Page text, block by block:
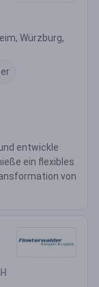
Würzburg,
entwickle
ein flexibles
von